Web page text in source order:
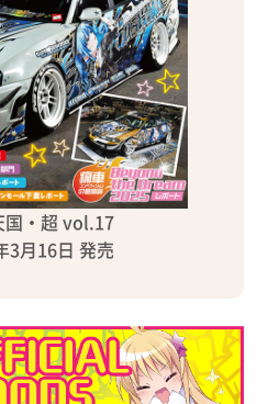
国・超 vol.17
3月16日 発売